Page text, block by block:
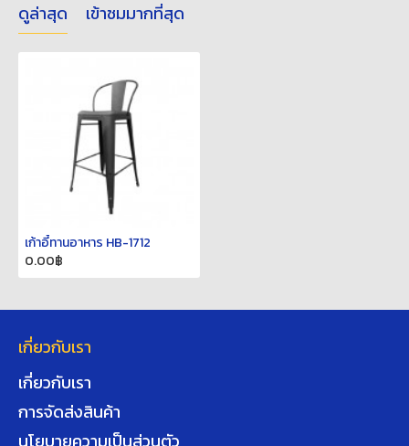
ดูล่าสุด เข้าชมมากที่สุด
เก้าอี้ทานอาหาร HB-1712
0.00฿
เกี่ยวกับเรา
เกี่ยวกับเรา
การจัดส่งสินค้า
นโยบายความเป็นส่วนตัว